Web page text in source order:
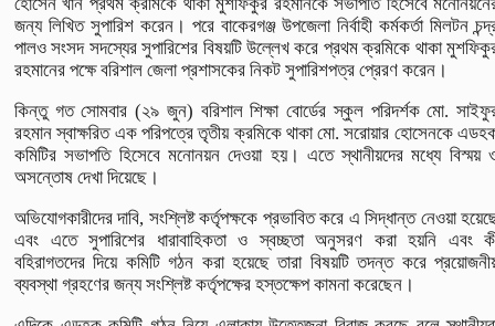
জন্য লিখিত সুপারিশ করেন। পরে বাকেরগঞ্জ উপজেলা নির্বাহী কর্মকর্তা মিলটন
পালও সংসদ সদস্যের সুপারিশের বিষয়টি উল্লেখ করে প্রথম ক্রমিকে থাকা
রহমানের পক্ষে বরিশাল জেলা প্রশাসকের নিকট সুপারিশপত্র প্রেরণ করেন।
কিন্তু গত সোমবার (২৯ জুন) বরিশাল শিক্ষা বোর্ডের স্কুল পরিদর্শক মো.
রহমান স্বাক্ষরিত এক পরিপত্রে তৃতীয় ক্রমিকে থাকা মো. সরোয়ার হোসেনকে
কমিটির সভাপতি হিসেবে মনোনয়ন দেওয়া হয়। এতে স্থানীয়দের মধ্যে বিস্ময়
অসন্তোষ দেখা দিয়েছে।
অভিযোগকারীদের দাবি, সংশ্লিষ্ট কর্তৃপক্ষকে প্রভাবিত করে এ সিদ্ধান্ত নেওয়া
এবং এতে সুপারিশের ধারাবাহিকতা ও স্বচ্ছতা অনুসরণ করা হয়নি এবং
বহিরাগতদের দিয়ে কমিটি গঠন করা হয়েছে তারা বিষয়টি তদন্ত করে
ব্যবস্থা গ্রহণের জন্য সংশ্লিষ্ট কর্তৃপক্ষের হস্তক্ষেপ কামনা করেছেন।